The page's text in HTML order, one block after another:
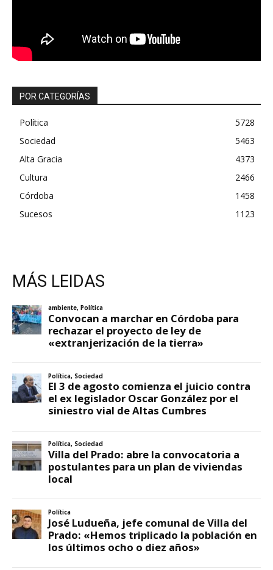
POR CATEGORÍAS
Política
5728
Sociedad
5463
Alta Gracia
4373
Cultura
2466
Córdoba
1458
Sucesos
1123
MÁS LEIDAS